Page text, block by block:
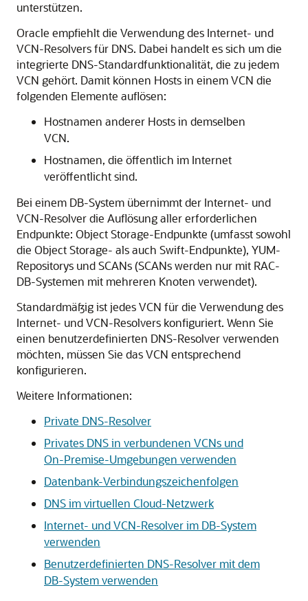
unterstützen.
Oracle empfiehlt die Verwendung des Internet- und
VCN-Resolvers für DNS. Dabei handelt es sich um die
integrierte DNS-Standardfunktionalität, die zu jedem
VCN gehört. Damit können Hosts in einem VCN die
folgenden Elemente auflösen:
Hostnamen anderer Hosts in demselben
VCN.
Hostnamen, die öffentlich im Internet
veröffentlicht sind.
Bei einem DB-System übernimmt der Internet- und
VCN-Resolver die Auflösung aller erforderlichen
Endpunkte: Object Storage-Endpunkte (umfasst sowohl
die Object Storage- als auch Swift-Endpunkte), YUM-
Repositorys und SCANs (SCANs werden nur mit RAC-
DB-Systemen mit mehreren Knoten verwendet).
Standardmäßig ist jedes VCN für die Verwendung des
Internet- und VCN-Resolvers konfiguriert. Wenn Sie
einen benutzerdefinierten DNS-Resolver verwenden
möchten, müssen Sie das VCN entsprechend
konfigurieren.
Weitere Informationen:
Private DNS-Resolver
Privates DNS in verbundenen VCNs und
On-Premise-Umgebungen verwenden
Datenbank-Verbindungszeichenfolgen
DNS im virtuellen Cloud-Netzwerk
Internet- und VCN-Resolver im DB-System
verwenden
Benutzerdefinierten DNS-Resolver mit dem
DB-System verwenden